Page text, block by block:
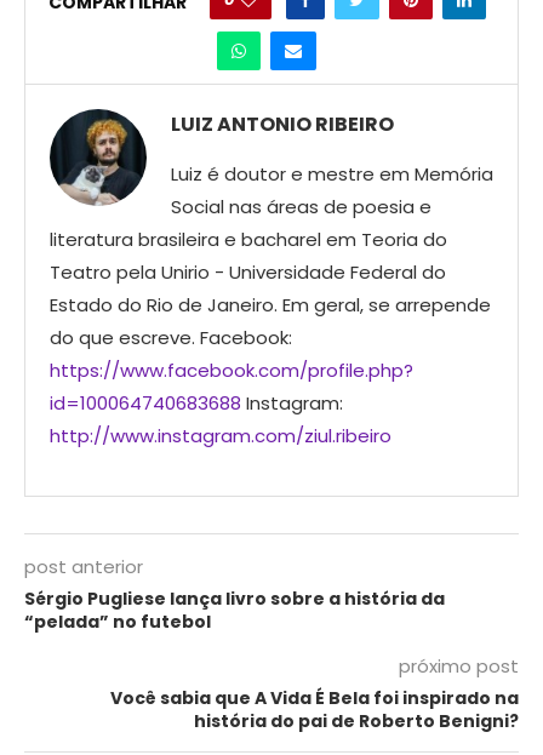
LUIZ ANTONIO RIBEIRO
Luiz é doutor e mestre em Memória
Social nas áreas de poesia e
literatura brasileira e bacharel em Teoria do
Teatro pela Unirio - Universidade Federal do
Estado do Rio de Janeiro. Em geral, se arrepende
do que escreve. Facebook:
https://www.facebook.com/profile.php?
id=100064740683688 Instagram:
http://www.instagram.com/ziul.ribeiro
post anterior
Sérgio Pugliese lança livro sobre a história da
“pelada” no futebol
próximo post
Você sabia que A Vida É Bela foi inspirado na
história do pai de Roberto Benigni?